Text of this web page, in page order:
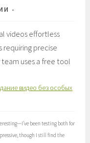
videos effortless
requiring precise
uses a free tool
видео без особых
been testing both for
though I still find the